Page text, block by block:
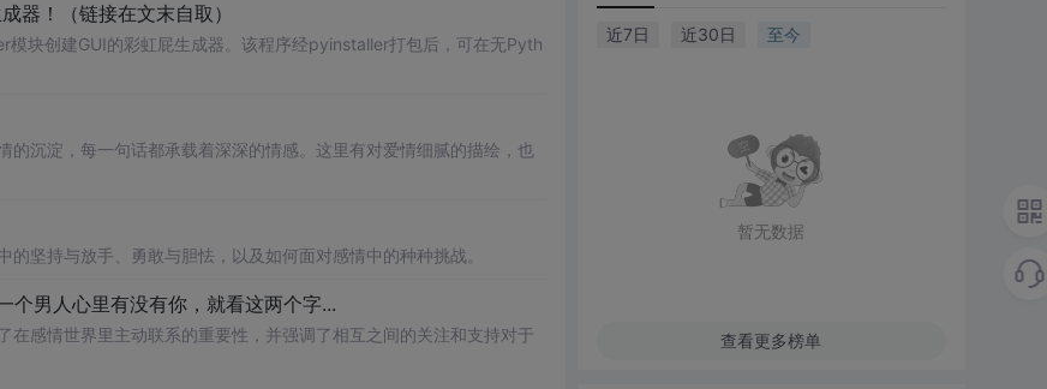
器！（链接在文末自取）
块创建GUI的彩虹屁生成器。该程序经pyinstaller打包后，可在无Pyth
沉淀，每一句话都承载着深深的情感。这里有对爱情细腻的描绘，也
坚持与放手、勇敢与胆怯，以及如何面对感情中的种种挑战。
男人心里有没有你，就看这两个字...
感情世界里主动联系的重要性，并强调了相互之间的关注和支持对于
近7日 近30日 至今
暂无数据
查看更多榜单